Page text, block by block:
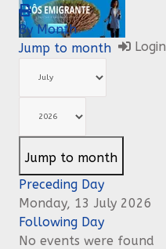
Login
By Month
Jump to month
Jump to month
Preceding Day
Monday, 13 July 2026
Following Day
No events were found